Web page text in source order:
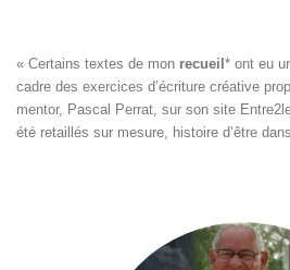
« Certains textes de mon recueil * ont eu
cadre des exercices d’écriture créative
mentor, Pascal Perrat, sur son site
été retaillés sur mesure, histoire d’être